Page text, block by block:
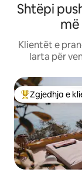
Shtëpi
më
Klientët e
larta për
Më të mirat e
Zgjedhja e